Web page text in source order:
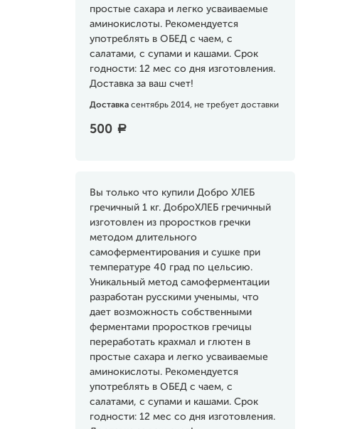
простые сахара и легко усваиваемые
аминокислоты. Рекомендуется
употреблять в ОБЕД с чаем, с
салатами, с супами и кашами. Срок
годности: 12 мес со дня изготовления.
Доставка за ваш счет!
Доставка сентябрь 2014, не требует доставки
500 a
Вы только что купили Добро ХЛЕБ
гречичный 1 кг. ДоброХЛЕБ гречичный
изготовлен из проростков гречки
методом длительного
самоферментирования и сушке при
температуре 40 град по цельсию.
Уникальный метод самоферментации
разработан русскими ученымы, что
дает возможность собственными
ферментами проростков гречицы
переработать крахмал и глютен в
простые сахара и легко усваиваемые
аминокислоты. Рекомендуется
употреблять в ОБЕД с чаем, с
салатами, с супами и кашами. Срок
годности: 12 мес со дня изготовления.